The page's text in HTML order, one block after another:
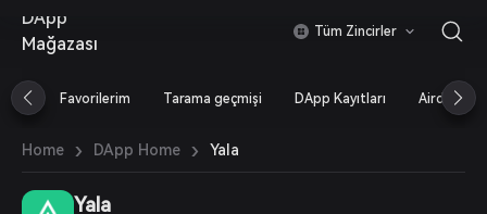
Italiano
Français
Deutsch
简体中文
繁體中文
Bahasa Indonesia
ภาษาไทย
العربية
DApp
Mağazası
Tüm Zincirler
Favorilerim Tarama geçmişi DApp Kayıtları Airdrop
Home › DApp Home › Yala
Yala